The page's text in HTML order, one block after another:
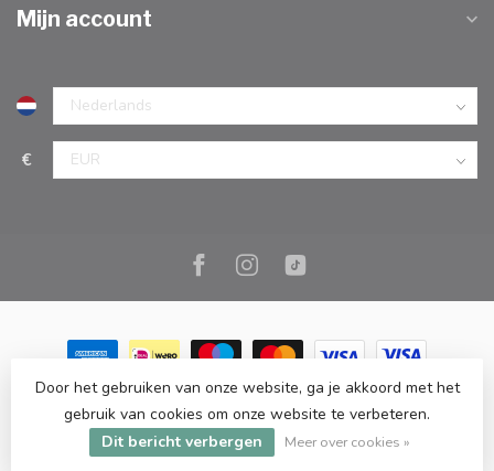
Mijn account
€
© Copyright 2026 Marc Cook & Home | Webshop | Fysieke
kookwinkel in Elst |- Powered byLightspeed-Lightspeed design
byDyvelopment
Door het gebruiken van onze website, ga je akkoord met het
gebruik van cookies om onze website te verbeteren.
Dit bericht verbergen
Meer over cookies »